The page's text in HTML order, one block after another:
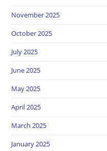
November 2025
October 2025
July 2025
June 2025
May 2025
April 2025
March 2025
January 2025